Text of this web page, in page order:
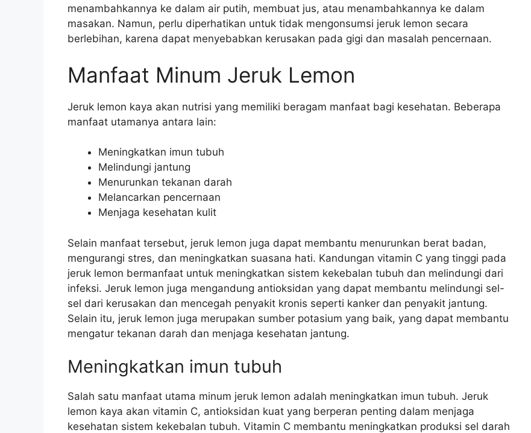
menambahkannya ke dalam air putih, membuat jus, atau menambahkannya ke dalam
masakan. Namun, perlu diperhatikan untuk tidak mengonsumsi jeruk lemon secara
berlebihan, karena dapat menyebabkan kerusakan pada gigi dan masalah pencernaan.
Manfaat Minum Jeruk Lemon
Jeruk lemon kaya akan nutrisi yang memiliki beragam manfaat bagi kesehatan. Beberapa
manfaat utamanya antara lain:
Meningkatkan imun tubuh
Melindungi jantung
Menurunkan tekanan darah
Melancarkan pencernaan
Menjaga kesehatan kulit
Selain manfaat tersebut, jeruk lemon juga dapat membantu menurunkan berat badan,
mengurangi stres, dan meningkatkan suasana hati. Kandungan vitamin C yang tinggi pada
jeruk lemon bermanfaat untuk meningkatkan sistem kekebalan tubuh dan melindungi dari
infeksi. Jeruk lemon juga mengandung antioksidan yang dapat membantu melindungi sel-
sel dari kerusakan dan mencegah penyakit kronis seperti kanker dan penyakit jantung.
Selain itu, jeruk lemon juga merupakan sumber potasium yang baik, yang dapat membantu
mengatur tekanan darah dan menjaga kesehatan jantung.
Meningkatkan imun tubuh
Salah satu manfaat utama minum jeruk lemon adalah meningkatkan imun tubuh. Jeruk
lemon kaya akan vitamin C, antioksidan kuat yang berperan penting dalam menjaga
kesehatan sistem kekebalan tubuh. Vitamin C membantu meningkatkan produksi sel darah